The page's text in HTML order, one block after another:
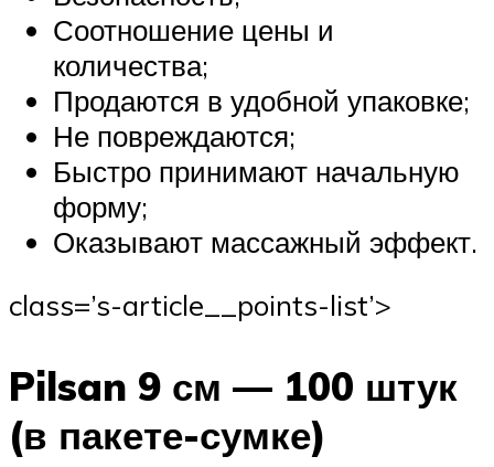
Соотношение цены и
количества;
Продаются в удобной упаковке;
Не повреждаются;
Быстро принимают начальную
форму;
Оказывают массажный эффект.
class=’s-article__points-list’>
Pilsan 9 см — 100 штук
(в пакете-сумке)